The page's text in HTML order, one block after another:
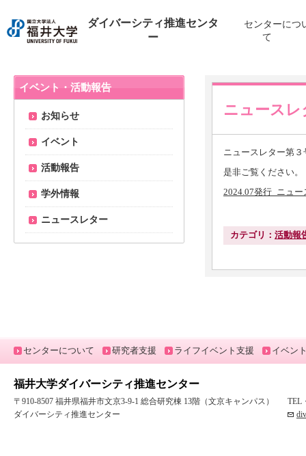
ダイバーシティ推進センタ
ー
センターにつ
て
ニュース
ニュースレター第
是非ご覧ください。
2024.07発行_ニュ
カテゴリ： 活動報
イベント・活動報告
お知らせ
イベント
活動報告
学外情報
ニュースレター
センターについて 研究者支援 ライフイベント支援 イベン
福井大学ダイバーシティ推進センター
〒910-8507 福井県福井市文京3-9-1 総合研究棟 13階（文京キャンパス）
ダイバーシティ推進センター
TEL